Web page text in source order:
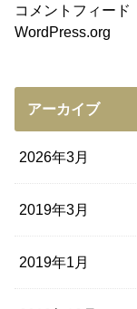
コメントフィード
WordPress.org
アーカイブ
2026年3月
2019年3月
2019年1月